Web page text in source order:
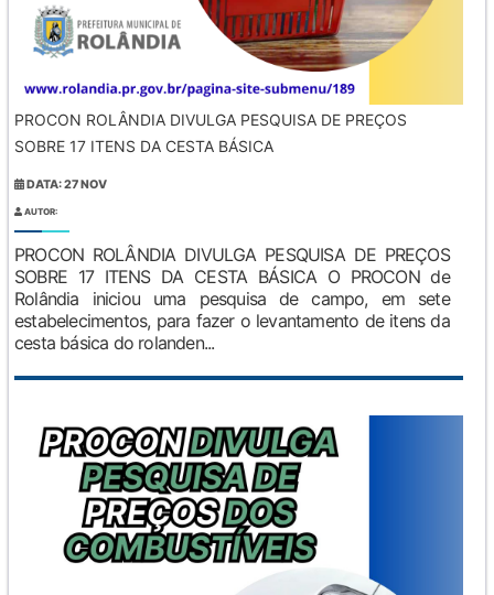
PROCON ROLÂNDIA DIVULGA PESQUISA DE PREÇOS
SOBRE 17 ITENS DA CESTA BÁSICA
DATA: 27 NOV
AUTOR:
PROCON ROLÂNDIA DIVULGA PESQUISA DE PREÇOS
SOBRE 17 ITENS DA CESTA BÁSICA O PROCON de
Rolândia iniciou uma pesquisa de campo, em sete
estabelecimentos, para fazer o levantamento de itens da
cesta básica do rolanden...